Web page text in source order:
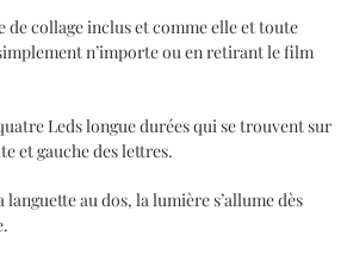
de collage inclus et comme elle et toute
n’importe ou en retirant le film
Leds longue durées qui se trouvent sur
et gauche des lettres.
au dos, la lumière s’allume dès